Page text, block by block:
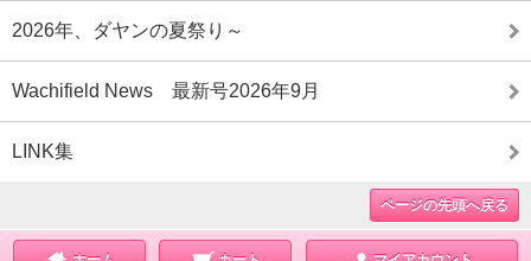
2026年、ダヤンの夏祭り～
Wachifield News 最新号2026年9月
LINK集
ページの先頭へ戻る